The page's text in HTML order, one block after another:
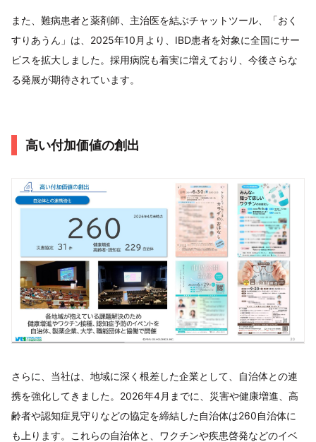
また、難病患者と薬剤師、主治医を結ぶチャットツール、「おく
すりあうん」は、2025年10月より、IBD患者を対象に全国にサー
ビスを拡大しました。採用病院も着実に増えており、今後さらな
る発展が期待されています。
高い付加価値の創出
さらに、当社は、地域に深く根差した企業として、自治体との連
携を強化してきました。2026年4月までに、災害や健康増進、高
齢者や認知症見守りなどの協定を締結した自治体は260自治体に
も上ります。これらの自治体と、ワクチンや疾患啓発などのイベ